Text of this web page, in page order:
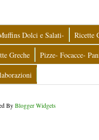
Dolci e Salati- Ricette
Greche Pizze- Focacce-
By Blogger Widgets